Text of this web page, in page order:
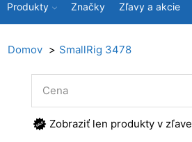
Produkty Značky Zľavy a akcie
Domov SmallRig 3478
Cena
Zobraziť len produkty v zľave